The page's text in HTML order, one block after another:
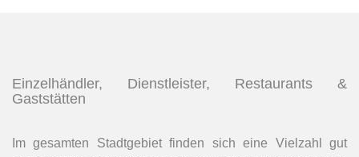
Einzelhändler, Dienstleister, Restaurants &
Gaststätten
Im gesamten Stadtgebiet finden sich eine Vielzahl gut